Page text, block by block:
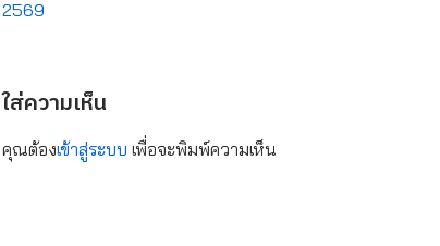
2569
ใส่ความเห็น
คุณต้องเข้าสู่ระบบ เพื่อจะพิมพ์ความเห็น